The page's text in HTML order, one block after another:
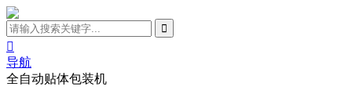

导航
全自动贴体包装机